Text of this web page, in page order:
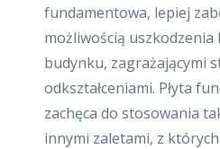
fundamentowa, lepiej
możliwością
budynku, zagrażającymi
odkształceniami. Płyta
zachęca do stosowania
innymi zaletami, z